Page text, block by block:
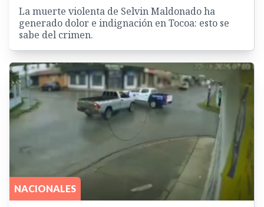
La muerte violenta de Selvin Maldonado ha
generado dolor e indignación en Tocoa: esto se
sabe del crimen.
NACIONALES